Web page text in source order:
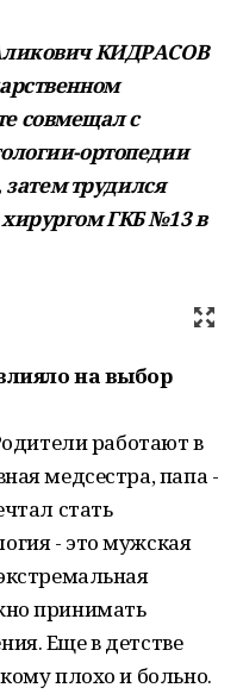
КИДРАСОВ
совмещал с
ортопедии
трудился
ГКБ №13 в
на выбор
работают в
медсестра, папа -
стать
- это мужская
принимать
Еще в детстве
плохо и больно.